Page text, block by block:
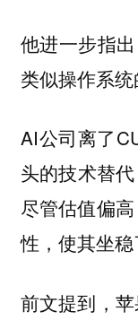
他进一步指
类似操作系统
AI公司离了
头的技术替
尽管估值偏
性，使其坐稳
前文提到，